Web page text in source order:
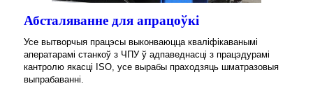
Абсталяванне для апрацоўкі
Усе вытворчыя працэсы выконваюцца кваліфікаванымі
аператарамі станкоў з ЧПУ ў адпаведнасці з працэдурамі
кантролю якасці ISO, усе вырабы праходзяць шматразовыя
выпрабаванні.